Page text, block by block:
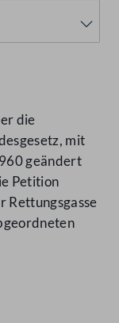
die
mit
geändert
Petition
Rettungsgasse